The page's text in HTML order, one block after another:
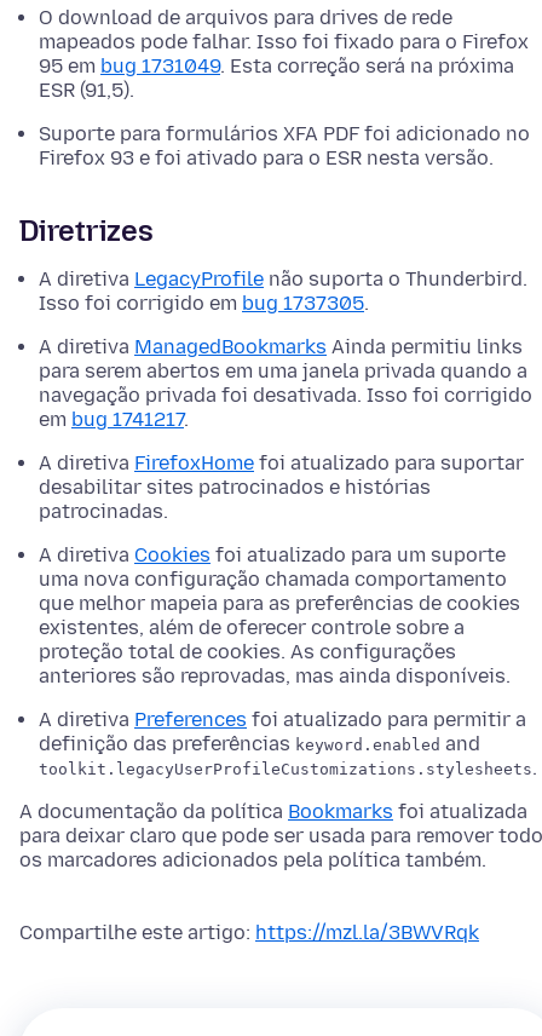
O download de arquivos para drives de rede
mapeados pode falhar. Isso foi fixado para o Firefox
95 em bug 1731049. Esta correção será na próxima
ESR (91,5).
Suporte para formulários XFA PDF foi adicionado no
Firefox 93 e foi ativado para o ESR nesta versão.
Diretrizes
A diretiva LegacyProfile não suporta o Thunderbird.
Isso foi corrigido em bug 1737305.
A diretiva ManagedBookmarks Ainda permitiu links
para serem abertos em uma janela privada quando a
navegação privada foi desativada. Isso foi corrigido
em bug 1741217.
A diretiva FirefoxHome foi atualizado para suportar
desabilitar sites patrocinados e histórias
patrocinadas.
A diretiva Cookies foi atualizado para um suporte
uma nova configuração chamada comportamento
que melhor mapeia para as preferências de cookies
existentes, além de oferecer controle sobre a
proteção total de cookies. As configurações
anteriores são reprovadas, mas ainda disponíveis.
A diretiva Preferences foi atualizado para permitir a
definição das preferências keyword.enabled and
toolkit.legacyUserProfileCustomizations.stylesheets.
A documentação da política Bookmarks foi atualizada
para deixar claro que pode ser usada para remover
os marcadores adicionados pela política também.
Compartilhe este artigo: https://mzl.la/3BWVRqk